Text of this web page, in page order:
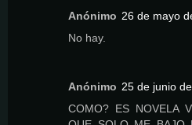
Anónimo 26 de mayo
No hay.
Anónimo 25 de junio
COMO? ES NOVELA